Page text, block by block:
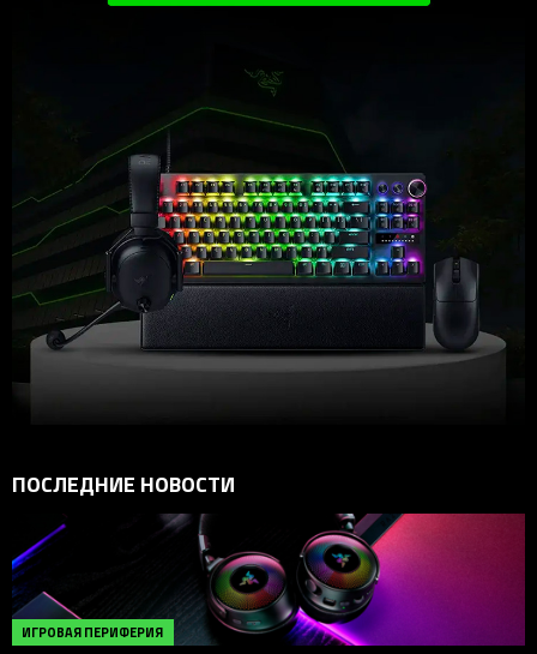
ПОСЛЕДНИЕ НОВОСТИ
ИГРОВАЯ ПЕРИФЕРИЯ